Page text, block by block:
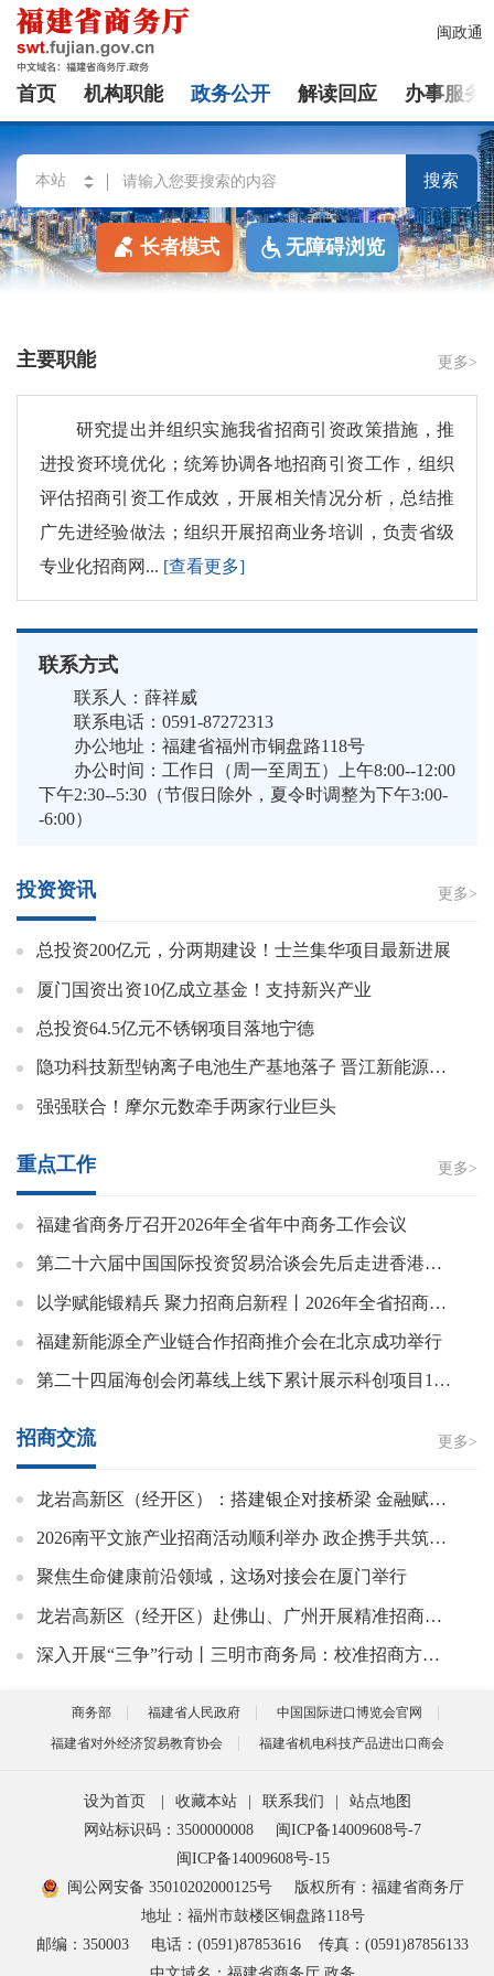
闽政通
首页 机构职能 政务公开 解读回应 办事服务
搜索
长者模式 无障碍浏览
主要职能 更多>
研究提出并组织实施我省招商引资政策措施，推
进投资环境优化；统筹协调各地招商引资工作，组织
评估招商引资工作成效，开展相关情况分析，总结推
广先进经验做法；组织开展招商业务培训，负责省级
专业化招商网... [查看更多]
联系方式
联系人：薛祥威
联系电话：0591-87272313
办公地址：福建省福州市铜盘路118号
办公时间：工作日（周一至周五）上午8:00--12:00
下午2:30--5:30（节假日除外，夏令时调整为下午3:00-
-6:00）
投资资讯 更多>
总投资200亿元，分两期建设！士兰集华项目最新进展
厦门国资出资10亿成立基金！支持新兴产业
总投资64.5亿元不锈钢项目落地宁德
隐功科技新型钠离子电池生产基地落子 晋江新能源产业赛道再添“新军”
强强联合！摩尔元数牵手两家行业巨头
重点工作 更多>
福建省商务厅召开2026年全省年中商务工作会议
第二十六届中国国际投资贸易洽谈会先后走进香港澳门举办推介会
以学赋能锻精兵 聚力招商启新程丨2026年全省招商业务专题培训班（第一期）在福州举办
福建新能源全产业链合作招商推介会在北京成功举行
第二十四届海创会闭幕线上线下累计展示科创项目1091项，超4万人次观展
招商交流 更多>
龙岩高新区（经开区）：搭建银企对接桥梁 金融赋能企业成长
2026南平文旅产业招商活动顺利举办 政企携手共筑大武夷康养旅居新赛道
聚焦生命健康前沿领域，这场对接会在厦门举行
龙岩高新区（经开区）赴佛山、广州开展精准招商对接活动
深入开展“三争”行动丨三明市商务局：校准招商方向，缩短落地周期
商务部 福建省人民政府
中国国际进口博览会官网
福建省对外经济贸易教育协会
福建省机电科技产品进出口商会
设为首页 收藏本站 联系我们
站点地图
网站标识码：3500000008
闽ICP备14009608号-7
闽ICP备14009608号-15
闽公网安备 35010202000125号
版权所有：福建省商务厅
地址：福州市鼓楼区铜盘路118号
邮编：350003
电话：(0591)87853616
传真：(0591)87856133